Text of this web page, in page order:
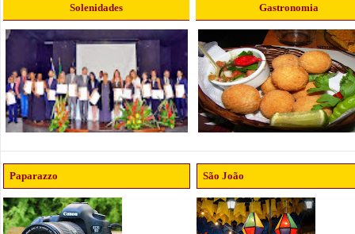
Solenidades Gastronomia
Paparazzo São João